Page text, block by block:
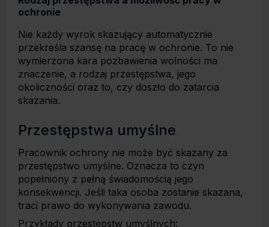
ochronie
Nie każdy wyrok skazujący automatycznie
przekreśla szansę na pracę w ochronie. To nie
wymierzona kara pozbawienia wolności ma
znaczenie, a rodzaj przestępstwa, jego
okoliczności oraz to, czy doszło do zatarcia
skazania.
Przestępstwa umyślne
Pracownik ochrony nie może być skazany za
przestępstwo umyślne. Oznacza to czyn
popełniony z pełną świadomością jego
konsekwencji. Jeśli taka osoba zostanie skazana,
traci prawo do wykonywania zawodu.
Przykłady przestępstw umyślnych: